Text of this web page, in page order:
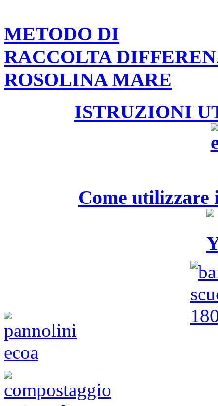
METODO DI
RACCOLTA
ROSOLINA MARE
ISTRUZIONI
Come utilizzare